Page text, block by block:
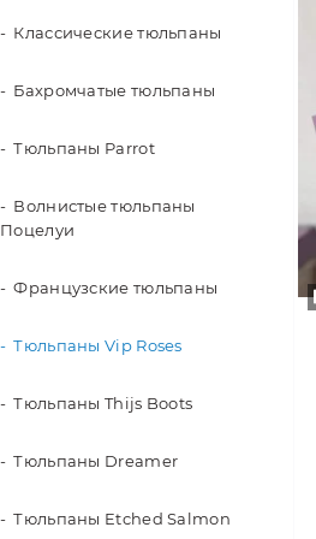
Красные розы
Белые розы
Желтые розы
Персиковые розы
Классические тюльпаны
Бахромчатые тюльпаны
Тюльпаны Parrot
Волнистые тюльпаны
Поцелуи
Французские тюльпаны
Тюльпаны Vip Roses
Тюльпаны Thijs Boots
Тюльпаны Dreamer
Тюльпаны Etched Salmon